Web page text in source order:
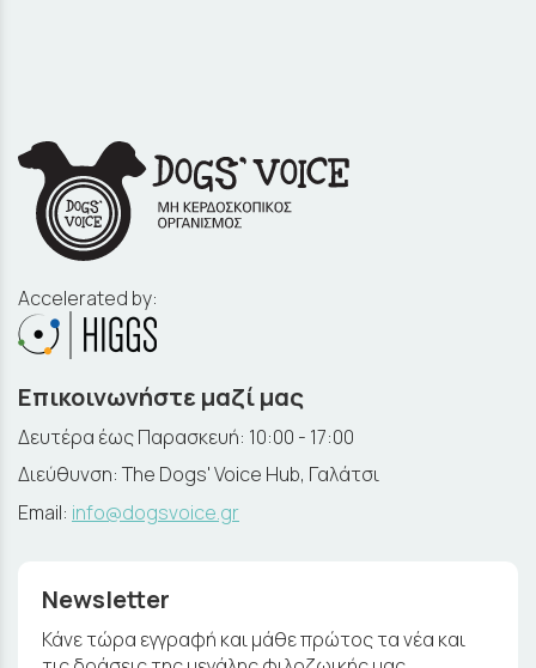
Accelerated by:
Επικοινωνήστε μαζί μας
Δευτέρα έως Παρασκευή: 10:00 - 17:00
Διεύθυνση: The Dogs' Voice Hub, Γαλάτσι
Email: info@dogsvoice.gr
Newsletter
Κάνε τώρα εγγραφή και μάθε πρώτος τα νέα και